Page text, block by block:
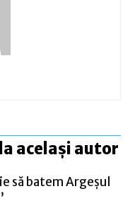
același autor
să batem Argeşul